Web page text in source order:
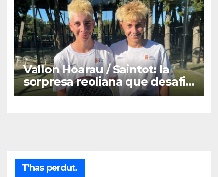
Vallon Hoarau / Saintot: la
sorpresa reoliana que desafia
la cap de sèrie 1
T'has perdut.